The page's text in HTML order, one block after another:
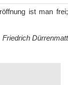
ist man frei;
Friedrich Dürrenmatt